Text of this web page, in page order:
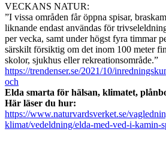
VECKANS NATUR:
”I vissa områden får öppna spisar,
liknande endast användas för
per vecka, samt under högst fyra timmar
särskilt försiktig om det inom 100 meter
skolor, sjukhus eller rekreationsområde.”
https://trendenser.se/2021/10/
och
Elda smarta för hälsan, klimatet,
Här läser du hur:
https://www.naturvardsverket.se/
klimat/vedeldning/elda-med-ved-i-kamin-